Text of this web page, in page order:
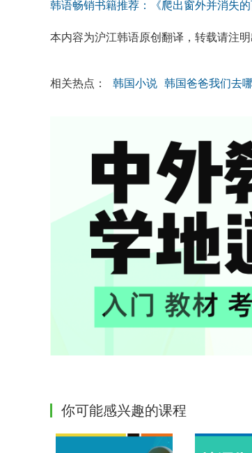
韩语畅销书籍推荐：《爬出窗外并消失的
本内容为沪江韩语原创翻译，转载请注明
相关热点： 韩国小说 韩国爸爸我们去
你可能感兴趣的课程